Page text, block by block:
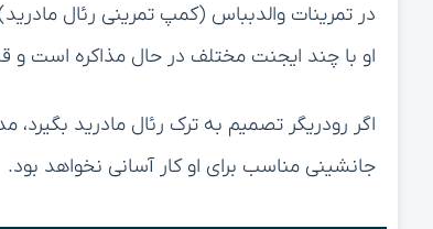
در تمرینات والدبباس (کمپ تمرینی رئال
او با چند ایجنت مختلف در حال مذاکره است و قصد دارد تا
اگر رودریگر تصمیم به ترک رئال مادرید
جانشینی مناسب برای او کار آسانی نخواهد بود.